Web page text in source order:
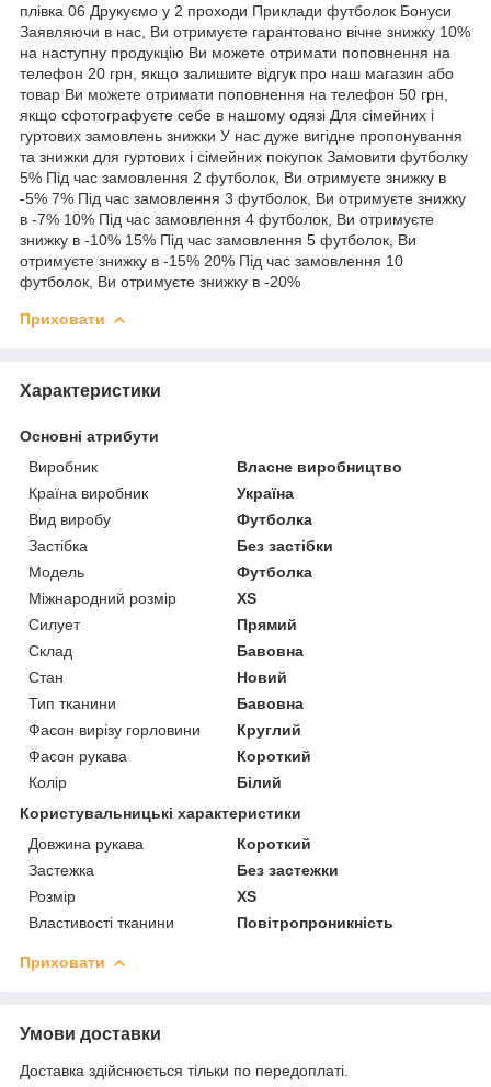
плівка 06 Друкуємо у 2 проходи Приклади футболок Бонуси
Заявляючи в нас, Ви отримуєте гарантовано вічне знижку 10%
на наступну продукцію Ви можете отримати поповнення на
телефон 20 грн, якщо залишите відгук про наш магазин або
товар Ви можете отримати поповнення на телефон 50 грн,
якщо сфотографуєте себе в нашому одязі Для сімейних і
гуртових замовлень знижки У нас дуже вигідне пропонування
та знижки для гуртових і сімейних покупок Замовити футболку
5% Під час замовлення 2 футболок, Ви отримуєте знижку в
-5% 7% Під час замовлення 3 футболок, Ви отримуєте знижку
в -7% 10% Під час замовлення 4 футболок, Ви отримуєте
знижку в -10% 15% Під час замовлення 5 футболок, Ви
отримуєте знижку в -15% 20% Під час замовлення 10
футболок, Ви отримуєте знижку в -20%
Приховати
Характеристики
Основні атрибути
Виробник
Власне виробництво
Країна виробник
Україна
Вид виробу
Футболка
Застібка
Без застібки
Модель
Футболка
Міжнародний розмір
XS
Силует
Прямий
Склад
Бавовна
Стан
Новий
Тип тканини
Бавовна
Фасон вирізу горловини
Круглий
Фасон рукава
Короткий
Колір
Білий
Користувальницькі характеристики
Довжина рукава
Короткий
Застежка
Без застежки
Розмір
XS
Властивості тканини
Повітропроникність
Приховати
Умови доставки
Доставка здійснюється тільки по передоплаті.